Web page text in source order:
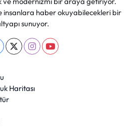
insanlara haber okuyabilecekleri bir
sunuyor.
Haritası